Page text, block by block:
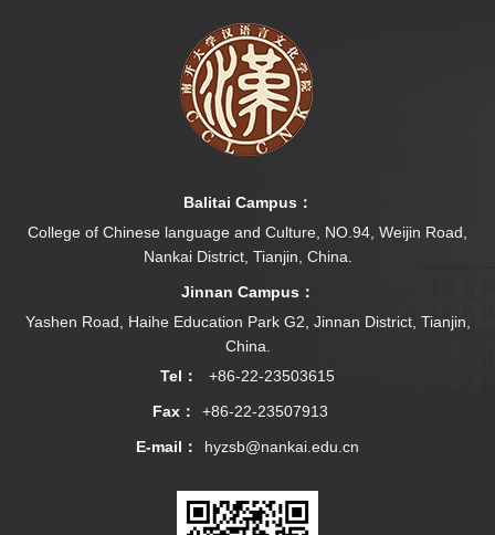
Balitai Campus：
College of Chinese language and Culture, NO.94, Weijin Road,
Nankai District, Tianjin, China.
Jinnan Campus：
Yashen Road, Haihe Education Park G2, Jinnan District, Tianjin,
China.
Tel：
+86-22-23503615
Fax：
+86-22-23507913
E-mail：
hyzsb@nankai.edu.cn